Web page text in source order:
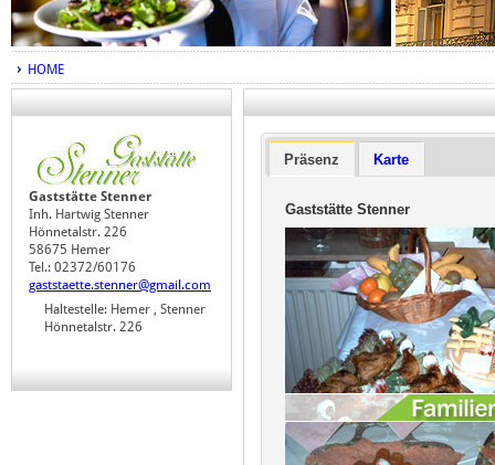
HOME
Gaststätte Stenner
Inh. Hartwig Stenner
Hönnetalstr. 226
58675 Hemer
Tel.: 02372/60176
gaststaette.stenner@gmail.com
Haltestelle: Hemer , Stenner
Hönnetalstr. 226
Präsenz Karte
Gaststätte Stenner